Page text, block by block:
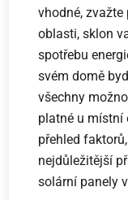
vhodné,
oblasti, sklon
spotřebu
svém domě
všechny
platné u místní
přehled
nejdůležitější
solární panely